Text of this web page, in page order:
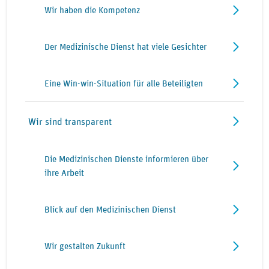
Wir haben die Kompetenz
Der Medizinische Dienst hat viele Gesichter
Eine Win-win-Situation für alle Beteiligten
Wir sind transparent
Die Medizinischen Dienste informieren über
ihre Arbeit
Blick auf den Medizinischen Dienst
Wir gestalten Zukunft